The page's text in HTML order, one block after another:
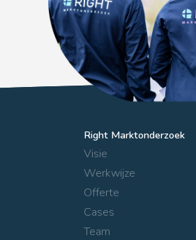
Right Marktonderzoek
Visie
Werkwijze
Offerte
Cases
Team